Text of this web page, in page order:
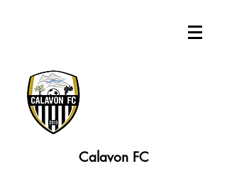
Calavon FC